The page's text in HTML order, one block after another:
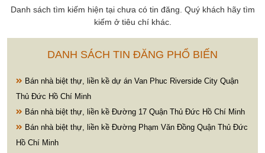
Danh sách tìm kiếm hiện tại chưa có tin đăng. Quý khách hãy tìm
kiếm ở tiêu chí khác.
DANH SÁCH TIN ĐĂNG PHỔ BIẾN
Bán nhà biệt thự, liền kề dự án Van Phuc Riverside City Quận
Thủ Đức Hồ Chí Minh
Bán nhà biệt thự, liền kề Đường 17 Quận Thủ Đức Hồ Chí Minh
Bán nhà biệt thự, liền kề Đường Phạm Văn Đồng Quận Thủ Đức
Hồ Chí Minh
LIÊN HỆ